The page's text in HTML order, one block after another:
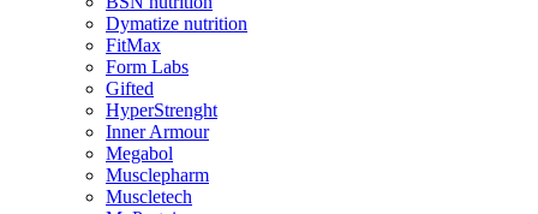
Dymatize nutrition
FitMax
Form Labs
Gifted
HyperStrenght
Inner Armour
Megabol
Musclepharm
Muscletech